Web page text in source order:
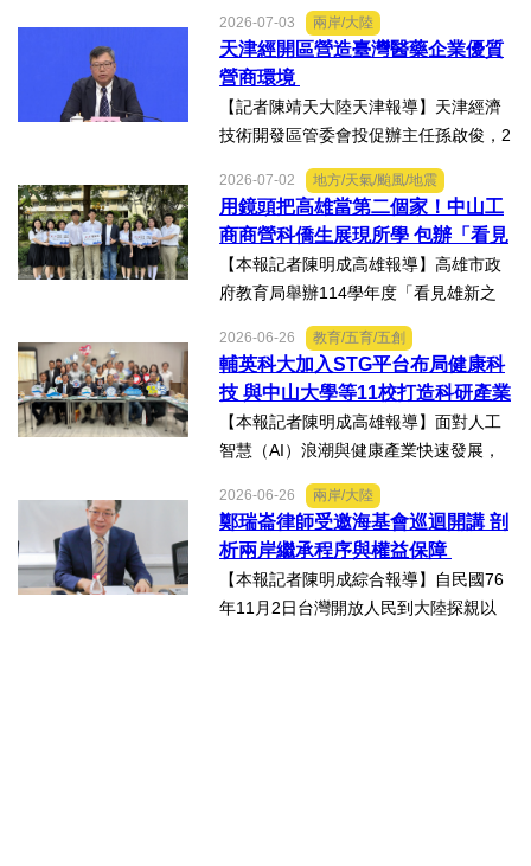
答記者提問關於天津在產業發展方面有
哪些突出優勢，目前台資企業在天津的
融合情況，未來還有哪些...
2026-07-03 兩岸/大陸
天津經開區營造臺灣醫藥企業優質
營商環境
【記者陳靖天大陸天津報導】天津經濟
技術開發區管委會投促辦主任孫啟俊，2
新聞發佈會上，說明天津市作為北方生
物醫藥產業高地，天津經開區能為臺灣
醫藥大健康行業的創業者和...
2026-07-02 地方/天氣/颱風/地震
用鏡頭把高雄當第二個家！中山工
商商營科僑生展現所學 包辦「看見
雄新之光」創意短片前三名
【本報記者陳明成高雄報導】高雄市政
府教育局舉辦114學年度「看見雄新之
科建教僑生專班學生囊括高中職組前三
名。李昱平校長表示，來自泰國、印尼
及越南僑生，以異國的獨特視...
2026-06-26 教育/五育/五創
輔英科大加入STG平台布局健康科
技 與中山大學等11校打造科研產業
生態圈
【本報記者陳明成高雄報導】面對人工
智慧（AI）浪潮與健康產業快速發展，
灣科研產業化平台」，再擴大跨校科研
合作版圖，與輔英科技大學簽署合作備
忘錄（MOU），並共同為「廠...
2026-06-26 兩岸/大陸
鄭瑞崙律師受邀海基會巡迴開講 剖
析兩岸繼承程序與權益保障
【本報記者陳明成綜合報導】自民國76
年11月2日台灣開放人民到大陸探親以